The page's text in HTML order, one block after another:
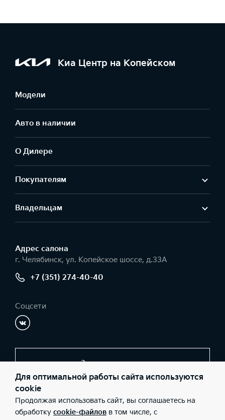
Киа Центр на Копейском
Модели
Авто в наличии
О Дилере
Покупателям
Владельцам
Адрес салонa
г. Челябинск, ул. Копейское шоссе, д.33А
+7 (351) 274-40-40
Соцсети
Заказать звонок
© 2026 Юридические лица ООО «Фрагмент» (Фактический
адрес: г. Челябинск, ул. Копейское шоссе, д.33А; Телефон: +7
(351) 274-40-40; ИНН: 7449058471; ОГРН: 1067449043320),
Для оптимальной работы сайта используются
cookie
Продолжая использовать сайт, вы соглашаетесь на
обработку cookie-файлов в том числе, с